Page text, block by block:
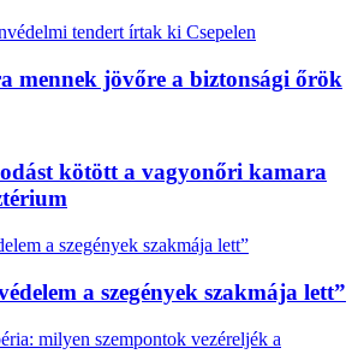
mennek jövőre a biztonsági őrök
kötött a vagyonőri kamara
a szegények szakmája lett”